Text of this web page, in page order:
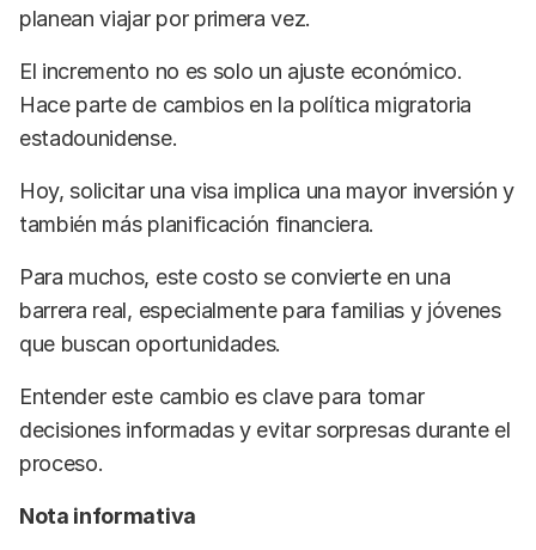
planean viajar por primera vez.
El incremento no es solo un ajuste económico.
Hace parte de cambios en la política migratoria
estadounidense.
Hoy, solicitar una visa implica una mayor inversión y
también más planificación financiera.
Para muchos, este costo se convierte en una
barrera real, especialmente para familias y jóvenes
que buscan oportunidades.
Entender este cambio es clave para tomar
decisiones informadas y evitar sorpresas durante el
proceso.
Nota informativa